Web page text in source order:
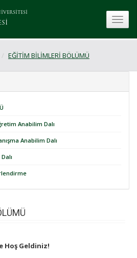
EĞİTİM BİLİMLERİ BÖLÜMÜ
Anabilim Dalı
Anabilim Dalı
Hoş Geldiniz!